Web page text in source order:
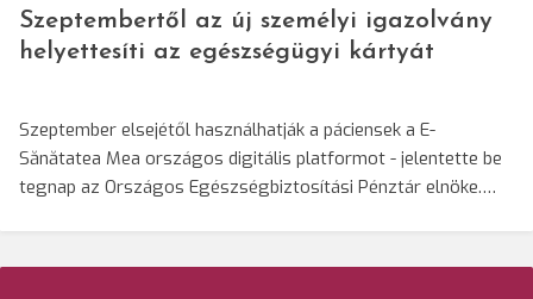
Szeptembertől az új személyi igazolvány
helyettesíti az egészségügyi kártyát
Szeptember elsejétől használhatják a páciensek a E-
Sănătatea Mea országos digitális platformot - jelentette be
tegnap az Országos Egészségbiztosítási Pénztár elnöke.…